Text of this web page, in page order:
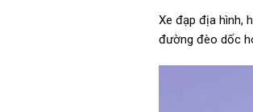
Xe đạp địa hình,
đường đèo dốc